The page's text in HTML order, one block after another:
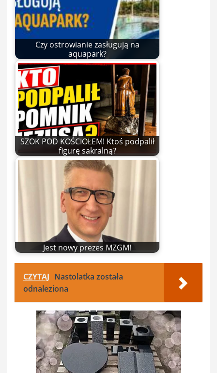
Czy ostrowianie zasługują na
aquapark?
SZOK POD KOŚCIOŁEM! Ktoś podpalił
figurę sakralną?
Jest nowy prezes MZGM!
CZYTAJ Nastolatka została
odnaleziona